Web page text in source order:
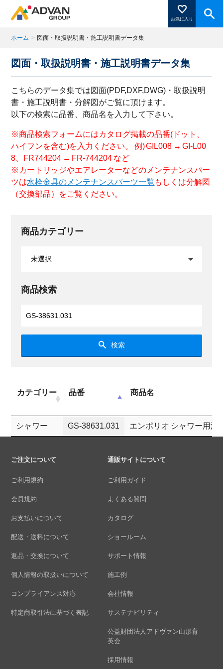
お気に入り
商品ページにある「お気に入り登録」を押すと登録した
商品がここに表示されます。
ホーム > 図面・取扱説明書・施工説明書データ集
図面・取扱説明書・施工説明書データ集
こちらのデータ集では図面(PDF,DXF,DWG)・取扱説明
書・施工説明書・分解図がご覧に頂けます。
以下の検索に品番、商品名を入力して下さい。
※商品検索フォームにはカタログ掲載の品番(ドット、
ハイフンを含む)を入力ください。 例) GIL008 → GI-L00
8、FR744204 → FR-744204 など
※カートリッジやエアレーターなどのメンテナンスパー
ツは水栓金具のメンテナンスパーツ一覧 もしくは分解図
（交換部品）をご覧ください。
商品カテゴリー
商品検索
検索
カテゴリー 品番 商品名
シャワー GS-38631.031 エンポリオ シャワー用湯
ご注文について
ご利用規約
会員規約
お支払いについて
配送・送料について
返品・交換について
個人情報の取扱いについて
コンプライアンス対応
特定商取引法に基づく表記
通販サイトについて
ご利用ガイド
よくある質問
カタログ
ショールーム
サポート情報
施工例
会社情報
サステナビリティ
公益財団法人アドヴァン山形育
英会
採用情報